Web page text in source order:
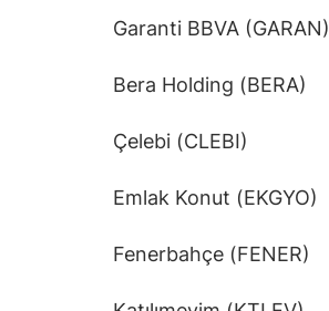
Garanti BBVA (GARAN)
Bera Holding (BERA)
Çelebi (CLEBI)
Emlak Konut (EKGYO)
Fenerbahçe (FENER)